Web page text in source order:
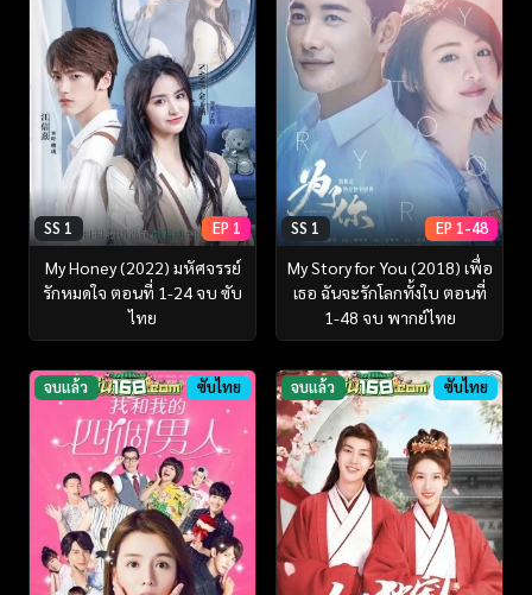
SS 1 EP 1
My Honey (2022) มหัศจรรย์
รักหมดใจ ตอนที่ 1-24 จบ ซับ
ไทย
SS 1 EP 1-48
My Story for You (2018) เพื่อ
เธอ ฉันจะรักโลกทั้งใบ ตอนที่
1-48 จบ พากย์ไทย
จบแล้ว ซับไทย จบแล้ว ซับไทย